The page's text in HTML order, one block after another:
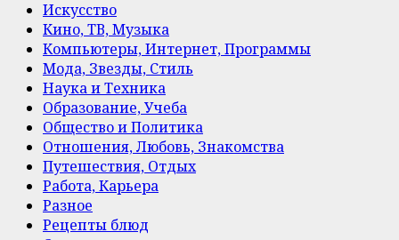
Искусство
Кино, ТВ, Музыка
Компьютеры, Интернет, Программы
Мода, Звезды, Стиль
Наука и Техника
Образование, Учеба
Общество и Политика
Отношения, Любовь, Знакомства
Путешествия, Отдых
Работа, Карьера
Разное
Рецепты блюд